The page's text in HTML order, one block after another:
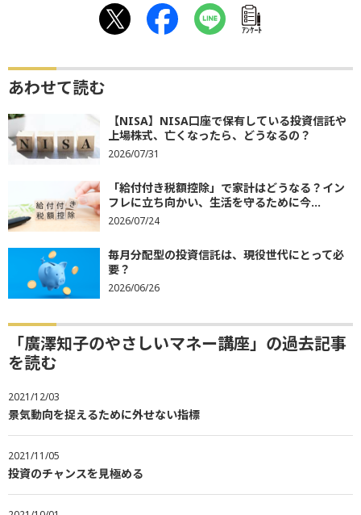
ｱﾝｹｰﾄ
あわせて読む
【NISA】NISA口座で保有している投資信託や
上場株式、亡くなったら、どうなるの？
2026/07/31
「給付付き税額控除」で家計はどうなる？イン
フレに立ち向かい、生活を守るために今...
2026/07/24
毎月分配型の投資信託は、現役世代にとって必
要？
2026/06/26
「廣澤知子のやさしいマネー講座」の過去記事
を読む
2021/12/03
景気動向を捉えるために外せない指標
2021/11/05
投資のチャンスを見極める